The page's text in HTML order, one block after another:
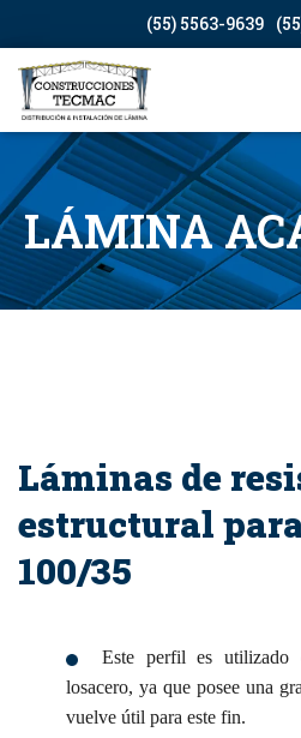
(55) 5563-9639
LÁMINA
Láminas de
estructural
100/35
Este perfil es utilizado
losacero, ya que posee una
vuelve útil para este fin.